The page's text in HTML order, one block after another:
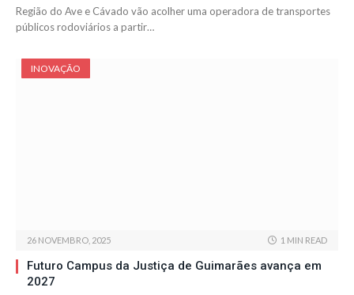
Região do Ave e Cávado vão acolher uma operadora de transportes
públicos rodoviários a partir…
INOVAÇÃO
26 NOVEMBRO, 2025 1 MIN READ
Futuro Campus da Justiça de Guimarães avança em
2027